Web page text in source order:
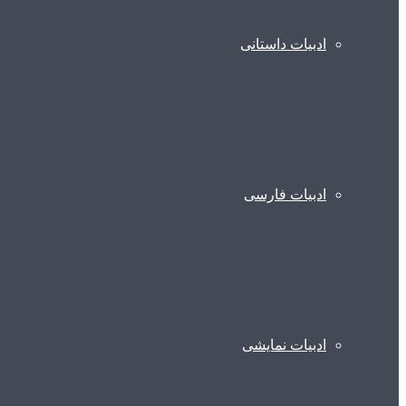
ادبیات داستانی
ادبیات فارسی
ادبیات نمایشی